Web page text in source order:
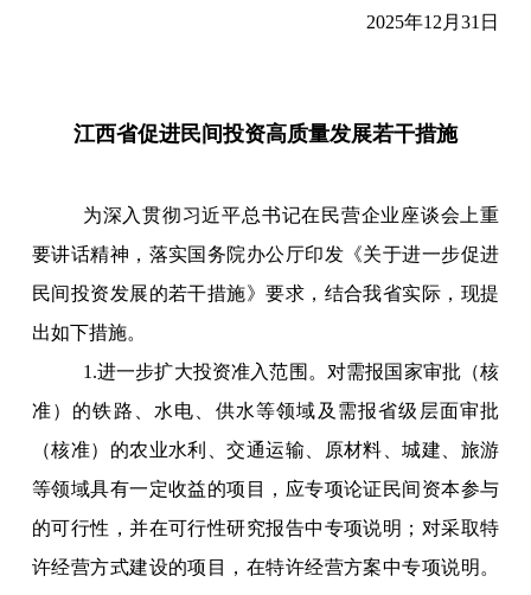
2025年12月31日
江西省促进民间投资高质量发展若干措施
为深入贯彻习近平总书记在民营企业座谈会上重
要讲话精神，落实国务院办公厅印发《关于进一步促进
民间投资发展的若干措施》要求，结合我省实际，现提
出如下措施。
1.进一步扩大投资准入范围。对需报国家审批（核
准）的铁路、水电、供水等领域及需报省级层面审批
（核准）的农业水利、交通运输、原材料、城建、旅游
等领域具有一定收益的项目，应专项论证民间资本参与
的可行性，并在可行性研究报告中专项说明；对采取特
许经营方式建设的项目，在特许经营方案中专项说明。